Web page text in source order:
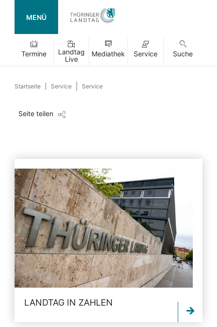
MENÜ
Termine
Landtag
Live
Mediathek Service Suche
Startseite Service Service
Seite teilen
LANDTAG IN ZAHLEN